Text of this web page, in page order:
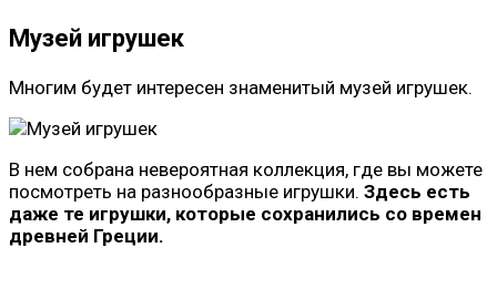
Музей игрушек
Многим будет интересен знаменитый музей игрушек.
В нем собрана невероятная коллекция, где вы можете
посмотреть на разнообразные игрушки. Здесь есть
даже те игрушки, которые сохранились со времен
древней Греции.